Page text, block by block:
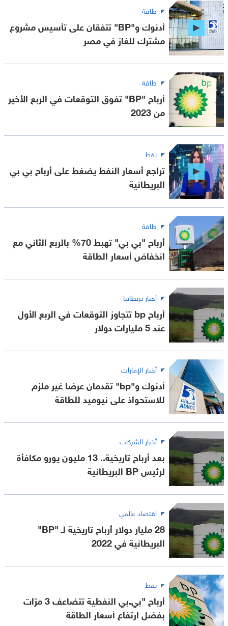
طاقة
أدنوك و"BP" تتفقان على تأسيس مشروع
مشترك للغاز في مصر
طاقة
أرباح "BP" تفوق التوقعات في الربع الأخير
من 2023
نفط
تراجع أسعار النفط يضغط على أرباح بي بي
البريطانية
طاقة
أرباح "بي بي" تهبط 70% بالربع الثاني مع
انخفاض أسعار الطاقة
أخبار بريطانيا
أرباح bp تتجاوز التوقعات في الربع الأول
عند 5 مليارات دولار
أخبار الإمارات
أدنوك و"bp" تقدمان عرضا غير ملزم
للاستحواذ على نيوميد للطاقة
أخبار الشركات
بعد أرباح تاريخية.. 13 مليون يورو مكافأة
لرئيس BP البريطانية
اقتصاد عالمي
28 مليار دولار أرباح تاريخية لـ "BP"
البريطانية في 2022
نفط
أرباح "بي.بي النفطية تتضاعف 3 مرّات
بفضل ارتفاع أسعار الطاقة